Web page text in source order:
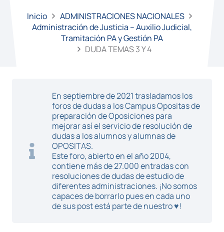
Inicio
ADMINISTRACIONES NACIONALES
Administración de Justicia – Auxilio Judicial,
Tramitación PA y Gestión PA
DUDA TEMAS 3 Y 4
En septiembre de 2021 trasladamos los
foros de dudas a los Campus Opositas de
preparación de Oposiciones para
mejorar así el servicio de resolución de
dudas a los alumnos y alumnas de
OPOSITAS.
Este foro, abierto en el año 2004,
contiene más de 27.000 entradas con
resoluciones de dudas de estudio de
diferentes administraciones. ¡No somos
capaces de borrarlo pues en cada uno
de sus post está parte de nuestro ♥!